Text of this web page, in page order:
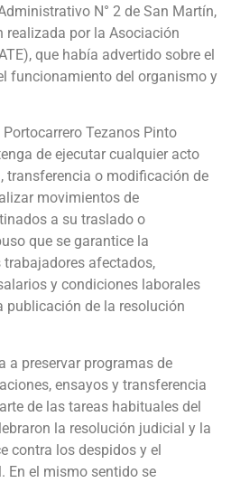
N° 2 de San Martín,
realizada por la Asociación
que había advertido sobre el
funcionamiento del organismo y
Tezanos Pinto
de ejecutar cualquier acto
transferencia o modificación de
movimientos de
a su traslado o
que se garantice la
afectados,
y condiciones laborales
publicación de la resolución
a preservar programas de
ensayos y transferencia
de las tareas habituales del
la resolución judicial y la
contra los despidos y el
En el mismo sentido se